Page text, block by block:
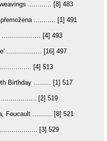
............ [8] 483
........... [1] 491
.................... [4] 493
.................. [16] 497
[4] 513
Birthday ......... [1] 517
[2] 519
Foucault .......... [8] 521
[3] 529